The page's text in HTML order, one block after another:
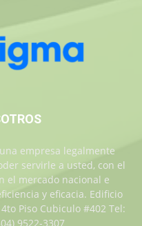
empresa legalmente
servirle a usted, con el
el mercado nacional e
y eficacia. Edificio
Piso Cubiculo #402 Tel:
9522-3307